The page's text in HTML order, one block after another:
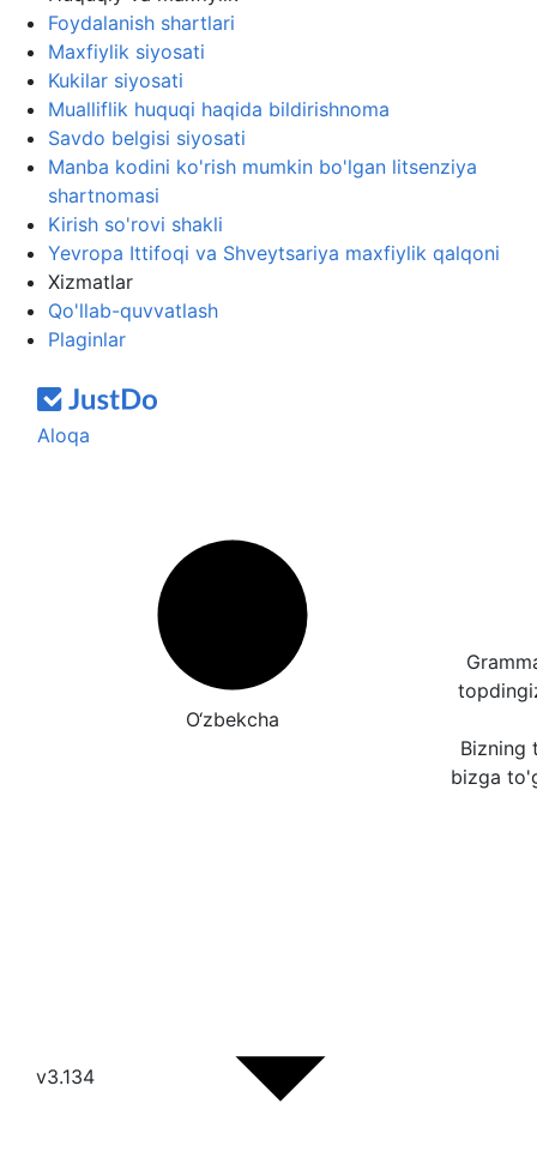
Foydalanish shartlari
Maxfiylik siyosati
Kukilar siyosati
Mualliflik huquqi haqida bildirishnoma
Savdo belgisi siyosati
Manba kodini ko'rish mumkin bo'lgan litsenziya
shartnomasi
Kirish so'rovi shakli
Yevropa Ittifoqi va Shveytsariya maxfiylik qalqoni
Xizmatlar
Qo'llab-quvvatlash
Plaginlar
Aloqa
O‘zbekcha
Bizning
bizga
v3.134